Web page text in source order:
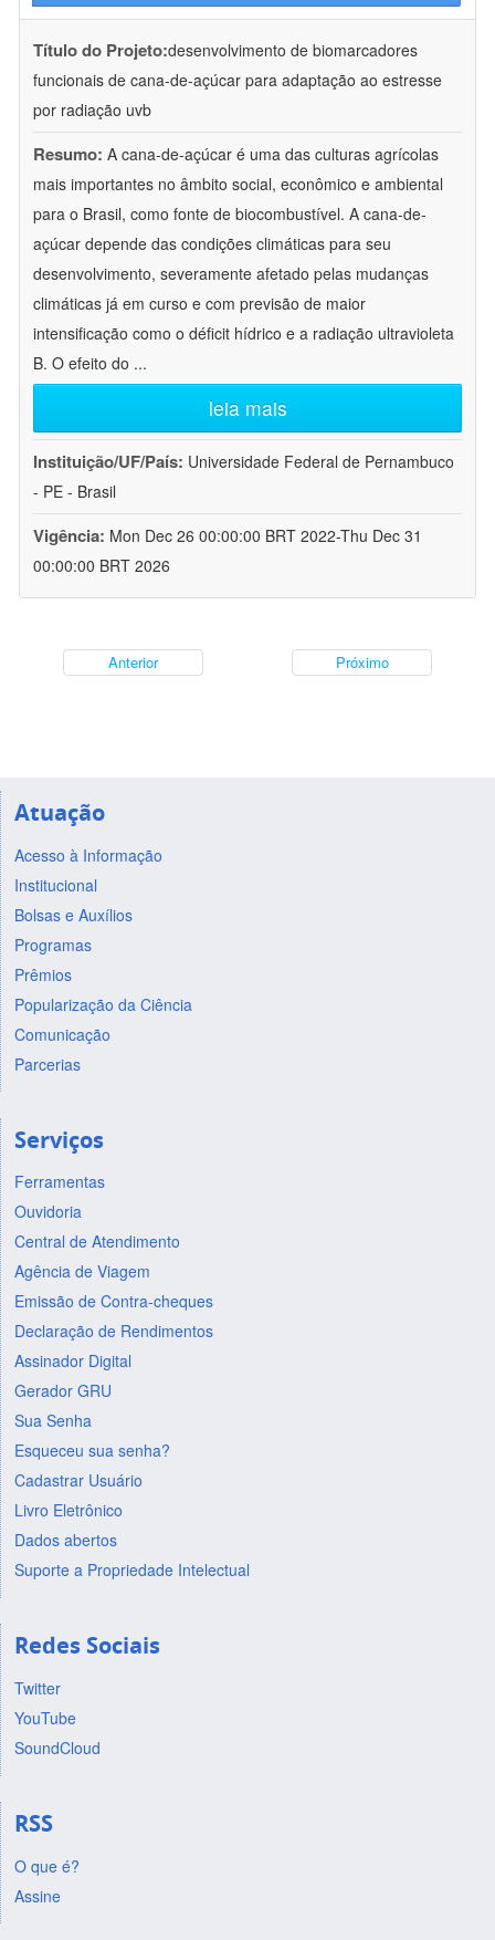
Título do Projeto:desenvolvimento de biomarcadores
funcionais de cana-de-açúcar para adaptação ao estresse
por radiação uvb
Resumo: A cana-de-açúcar é uma das culturas agrícolas
mais importantes no âmbito social, econômico e ambiental
para o Brasil, como fonte de biocombustível. A cana-de-
açúcar depende das condições climáticas para seu
desenvolvimento, severamente afetado pelas mudanças
climáticas já em curso e com previsão de maior
intensificação como o déficit hídrico e a radiação ultravioleta
B. O efeito do ...
leia mais
Instituição/UF/País: Universidade Federal de Pernambuco
- PE - Brasil
Vigência: Mon Dec 26 00:00:00 BRT 2022-Thu Dec 31
00:00:00 BRT 2026
Anterior Próximo
Atuação
Acesso à Informação
Institucional
Bolsas e Auxílios
Programas
Prêmios
Popularização da Ciência
Comunicação
Parcerias
Serviços
Ferramentas
Ouvidoria
Central de Atendimento
Agência de Viagem
Emissão de Contra-cheques
Declaração de Rendimentos
Assinador Digital
Gerador GRU
Sua Senha
Esqueceu sua senha?
Cadastrar Usuário
Livro Eletrônico
Dados abertos
Suporte a Propriedade Intelectual
Redes Sociais
Twitter
YouTube
SoundCloud
RSS
O que é?
Assine